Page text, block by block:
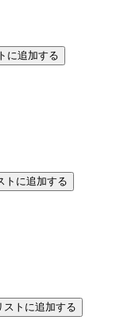
に追加する
トに追加する
ストに追加する